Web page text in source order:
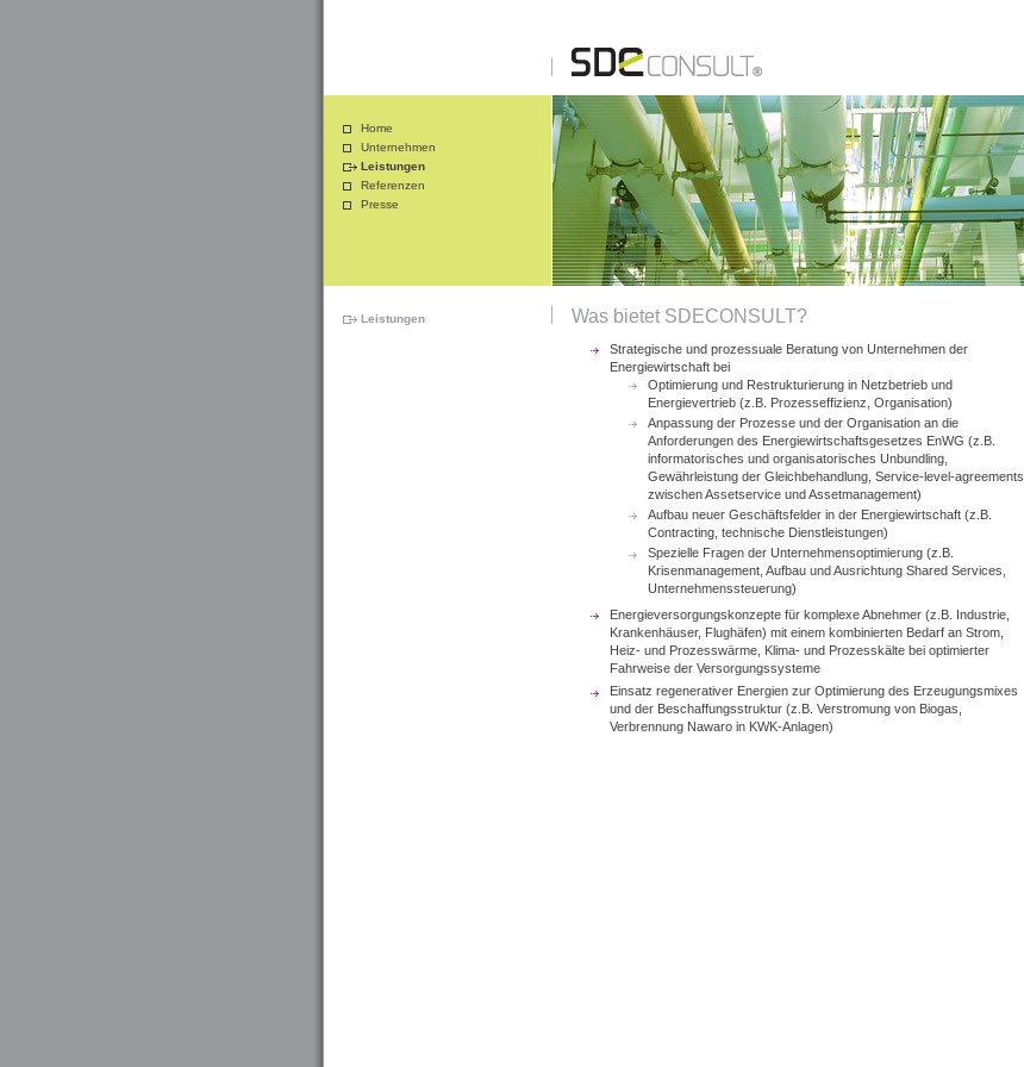
Home
Unternehmen
Leistungen
Referenzen
Presse
Leistungen Was bietet SDECONSULT?
Strategische und prozessuale Beratung von Unternehmen der
Energiewirtschaft bei
Optimierung und Restrukturierung in Netzbetrieb und
Energievertrieb (z.B. Prozesseffizienz, Organisation)
Anpassung der Prozesse und der Organisation an die
Anforderungen des Energiewirtschaftsgesetzes EnWG (z.B.
informatorisches und organisatorisches Unbundling,
Gewährleistung der Gleichbehandlung, Service-level-agreements
zwischen Assetservice und Assetmanagement)
Aufbau neuer Geschäftsfelder in der Energiewirtschaft (z.B.
Contracting, technische Dienstleistungen)
Spezielle Fragen der Unternehmensoptimierung (z.B.
Krisenmanagement, Aufbau und Ausrichtung Shared Services,
Unternehmenssteuerung)
Energieversorgungskonzepte für komplexe Abnehmer (z.B. Industrie,
Krankenhäuser, Flughäfen) mit einem kombinierten Bedarf an Strom,
Heiz- und Prozesswärme, Klima- und Prozesskälte bei optimierter
Fahrweise der Versorgungssysteme
Einsatz regenerativer Energien zur Optimierung des Erzeugungsmixes
und der Beschaffungsstruktur (z.B. Verstromung von Biogas,
Verbrennung Nawaro in KWK-Anlagen)